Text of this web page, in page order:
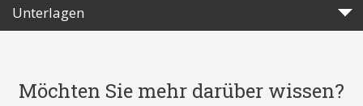
Unterlagen
Möchten Sie mehr darüber wissen?